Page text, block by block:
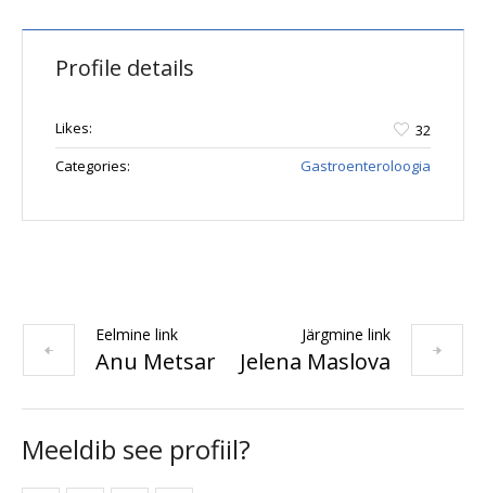
Profile details
Likes:
32
Categories:
Gastroenteroloogia
Eelmine link
Anu Metsar
Järgmine link
Jelena Maslova
Meeldib see profiil?